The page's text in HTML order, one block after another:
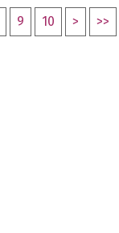
9 10 > >>